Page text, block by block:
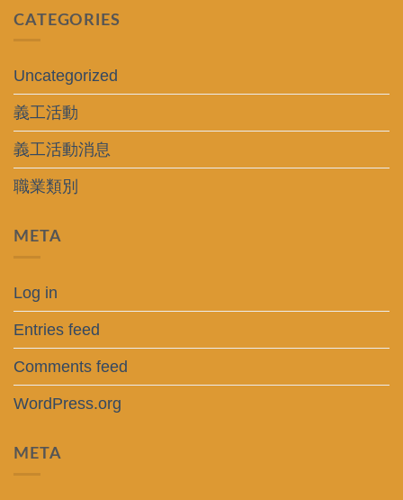
CATEGORIES
Uncategorized
義工活動
義工活動消息
職業類別
META
Log in
Entries feed
Comments feed
WordPress.org
META